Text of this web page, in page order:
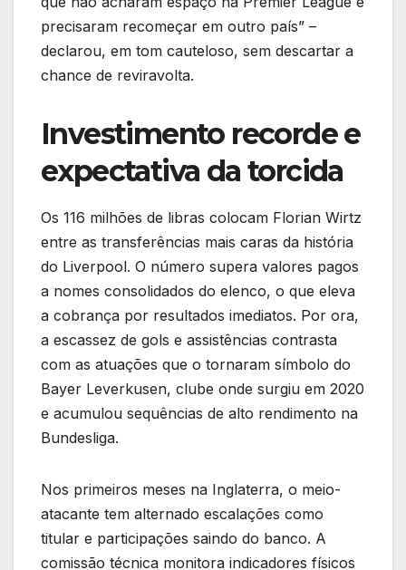
precisaram recomeçar em outro país” –
declarou, em tom cauteloso, sem descartar a
chance de reviravolta.
Investimento recorde e
expectativa da torcida
Os 116 milhões de libras colocam Florian Wirtz
entre as transferências mais caras da história
do Liverpool. O número supera valores pagos
a nomes consolidados do elenco, o que eleva
a cobrança por resultados imediatos. Por ora,
a escassez de gols e assistências contrasta
com as atuações que o tornaram símbolo do
Bayer Leverkusen, clube onde surgiu em 2020
e acumulou sequências de alto rendimento na
Bundesliga.
Nos primeiros meses na Inglaterra, o meio-
atacante tem alternado escalações como
titular e participações saindo do banco. A
comissão técnica monitora indicadores físicos